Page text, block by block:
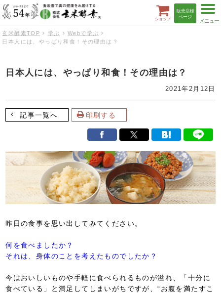
t
o
g
g
a
i
ショップ
販売店様
ページ
玄米酵素TOP 学ぶ
Webで学ぶ
日本人には、やっぱり和食！その理由は？
日本人には、やっぱり和食！その理由は？
2021年2月12日
記事一覧へ 印刷する
昨日の食事を思い出してみてください。
何を食べましたか？
それは、身体のことを考えたものでしたか？
今はおいしいものや手軽に食べられるものが溢れ、「十分に
食べている」と満足してしまいがちですが、“お腹を満たすこ